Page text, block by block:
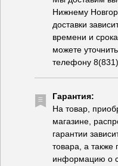
Нижнему
доставки
времени и
можете
телефону
Гарантия:
На товар,
магазине,
гарантии
товара, а также
информацию о